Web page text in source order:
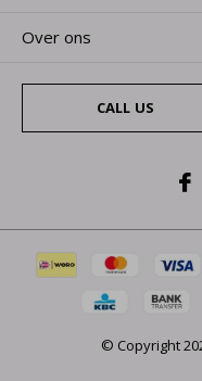
Over ons
CALL US
© Copyright